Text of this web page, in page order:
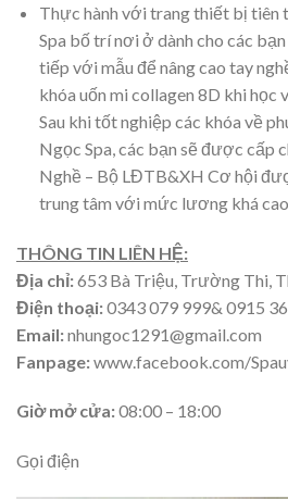
Thực hành với trang thiết bị
Spa bố trí nơi ở dành cho các
tiếp với mẫu để nâng cao tay
khóa uốn mi collagen 8D khi học
Sau khi tốt nghiệp các khóa về
Ngọc Spa, các bạn sẽ được cấp
Nghề – Bộ LĐTB&XH Cơ hội
trung tâm với mức lương khá cao
THÔNG TIN LIÊN HỆ:
Địa chỉ:653 Bà Triệu, Trường Thi,
Điện thoại:0343 079 999& 0915
Email:nhungoc1291@gmail.com
Fanpage:www.facebook.com/
Giờ mở cửa:08:00 – 18:00
Gọi điện